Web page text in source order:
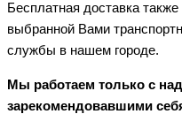
Бесплатная доставка
выбранной Вами
службы в нашем городе.
Мы работаем только с
зарекомендовавшими